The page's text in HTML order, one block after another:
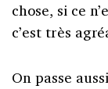
chose, si ce
c’est très
On passe